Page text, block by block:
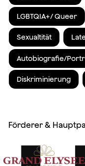
LGBTQIA+/ Queer
Sexualtität
Autobiografie/
Diskriminierung
Förderer &